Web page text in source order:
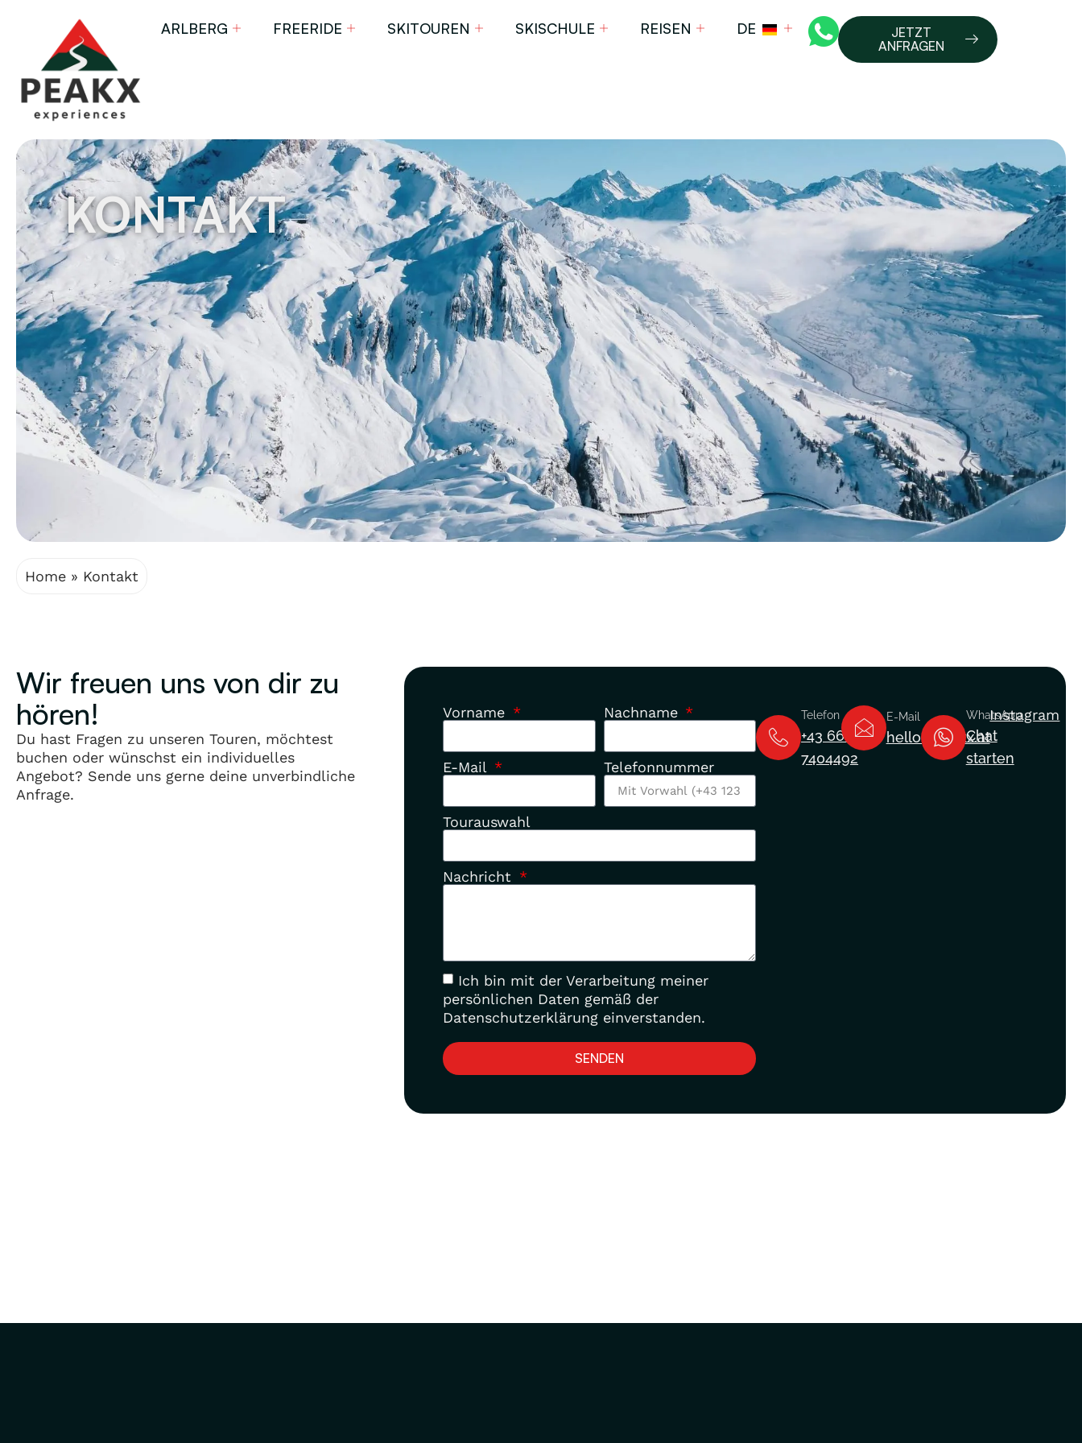
ARLBERG FREERIDE SKITOUREN SKISCHULE REISEN DE
JETZT
ANFRAGEN
KONTAKT
Home » Kontakt
Wir freuen uns von dir zu
hören!
Du hast Fragen zu unseren Touren, möchtest
buchen oder wünschst ein individuelles
Angebot? Sende uns gerne deine unverbindliche
Anfrage.
Vorname Nachname
E-Mail Telefonnummer
Tourauswahl
Nachricht
Ich bin mit der Verarbeitung meiner
persönlichen Daten gemäß der
Datenschutzerklärung einverstanden.
SENDEN
Telefon
+43 660
7404492
E-Mail
hello@peakx.at
WhatsApp
Chat
starten
Instagram